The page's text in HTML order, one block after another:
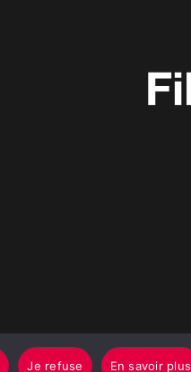
Je refuse En savoir plus